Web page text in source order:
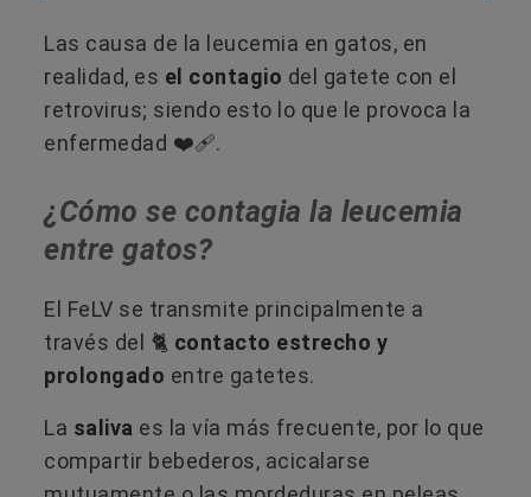
Las causa de la leucemia en gatos, en
realidad, es el contagio del gatete con el
retrovirus; siendo esto lo que le provoca la
enfermedad ❤️‍🩹​.
¿Cómo se contagia la leucemia
entre gatos?
El FeLV se transmite principalmente a
través del 🐈​ contacto estrecho y
prolongado entre gatetes.
La saliva es la vía más frecuente, por lo que
compartir bebederos, acicalarse